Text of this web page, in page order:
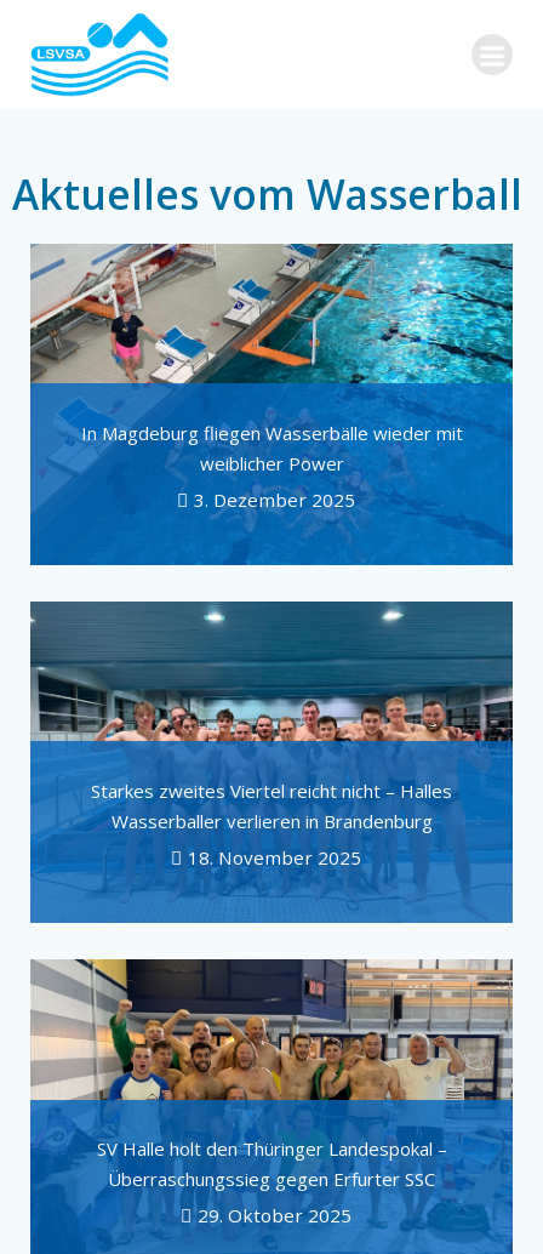
Aktuelles vom Wasserball
In Magdeburg fliegen Wasserbälle wieder mit
weiblicher Power
3. Dezember 2025
Starkes zweites Viertel reicht nicht – Halles
Wasserballer verlieren in Brandenburg
18. November 2025
SV Halle holt den Thüringer Landespokal –
Überraschungssieg gegen Erfurter SSC
29. Oktober 2025